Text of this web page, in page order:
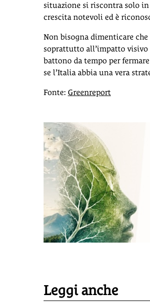
situazione si riscontra solo
crescita notevoli ed è
Non bisogna dimenticare
soprattutto all’impatto
battono da tempo per
se l’Italia abbia una vera
Fonte: Greenreport
Leggi anche